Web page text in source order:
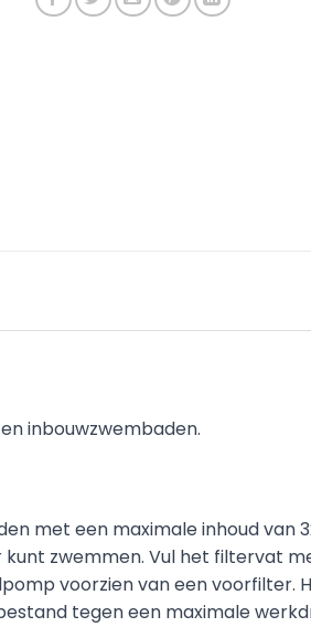
inbouwzwembaden.
met een maximale inhoud van
zwemmen. Vul het filtervat
voorzien van een voorfilter.
tegen een maximale